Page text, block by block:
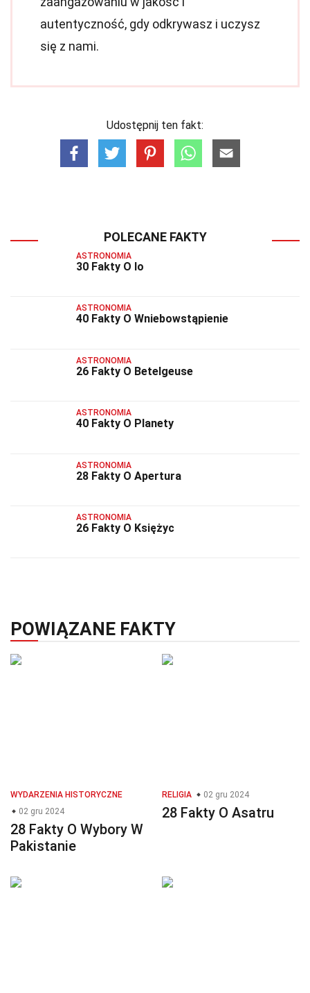
autentyczność, gdy odkrywasz i uczysz
się z nami.
Udostępnij ten fakt:
POLECANE FAKTY
ASTRONOMIA
30 Fakty O Io
ASTRONOMIA
40 Fakty O Wniebowstąpienie
ASTRONOMIA
26 Fakty O Betelgeuse
ASTRONOMIA
40 Fakty O Planety
ASTRONOMIA
28 Fakty O Apertura
ASTRONOMIA
26 Fakty O Księżyc
POWIĄZANE FAKTY
WYDARZENIA HISTORYCZNE
02 gru 2024
28 Fakty O Wybory W
Pakistanie
RELIGIA 02 gru 2024
28 Fakty O Asatru